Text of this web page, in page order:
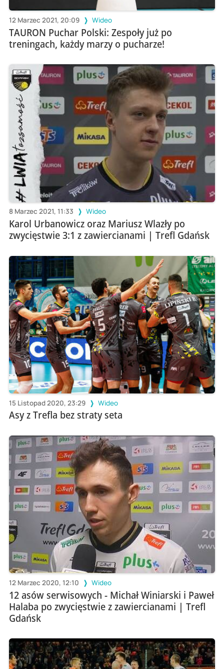
12 Marzec 2021, 20:09 Wideo
TAURON Puchar Polski: Zespoły już po
treningach, każdy marzy o pucharze!
8 Marzec 2021, 11:33 Wideo
Karol Urbanowicz oraz Mariusz Wlazły po
zwycięstwie 3:1 z zawiercianami | Trefl Gdańsk
15 Listopad 2020, 23:29 Wideo
Asy z Trefla bez straty seta
12 Marzec 2020, 12:10 Wideo
12 asów serwisowych - Michał Winiarski i Paweł
Halaba po zwycięstwie z zawiercianami | Trefl
Gdańsk